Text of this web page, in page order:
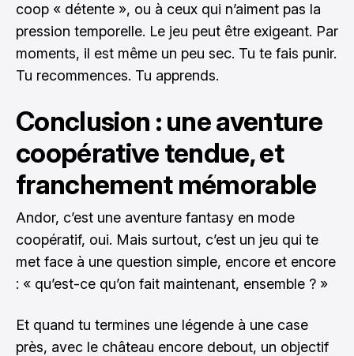
coop « détente », ou à ceux qui n’aiment pas la
pression temporelle. Le jeu peut être exigeant. Par
moments, il est même un peu sec. Tu te fais punir.
Tu recommences. Tu apprends.
Conclusion : une aventure
coopérative tendue, et
franchement mémorable
Andor, c’est une aventure fantasy en mode
coopératif, oui. Mais surtout, c’est un jeu qui te
met face à une question simple, encore et encore
: « qu’est-ce qu’on fait maintenant, ensemble ? »
Et quand tu termines une légende à une case
près, avec le château encore debout, un objectif